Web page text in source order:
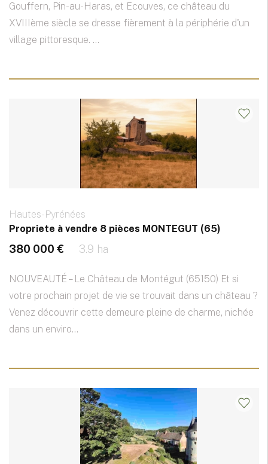
Gouffern, Pin-au-Haras, et Ecouves, ce château du
XVIIIème siècle se dresse fièrement à la périphérie d'un
village pittoresque. ...
Hautes-Pyrénées
Propriete à vendre 8 pièces MONTEGUT (65)
380 000 € 3.9 ha
NOUVEAUTÉ – Le Château de Montégut (65150) Et si
votre prochain projet de vie se trouvait dans un château ?
Venez découvrir cette demeure pleine de charme, nichée
dans un enviro...